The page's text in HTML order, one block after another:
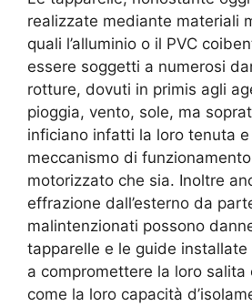
realizzate mediante materiali
quali l’alluminio o il PVC
essere soggetti a numerosi
rotture, dovuti in primis agli
pioggia, vento, sole, ma
inficiano infatti la loro tenuta
meccanismo di
motorizzato che sia. Inoltre
effrazione dall’esterno da
malintenzionati possono
tapparelle e le guide
a compromettere la loro salita
come la loro capacità